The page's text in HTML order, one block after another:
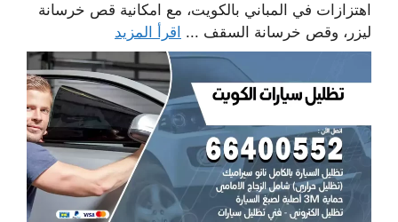
اهتزازات في المباني بالكويت، مع امكانية قص خرسانة
ليزر، وقص خرسانة السقف ... اقرأ المزيد